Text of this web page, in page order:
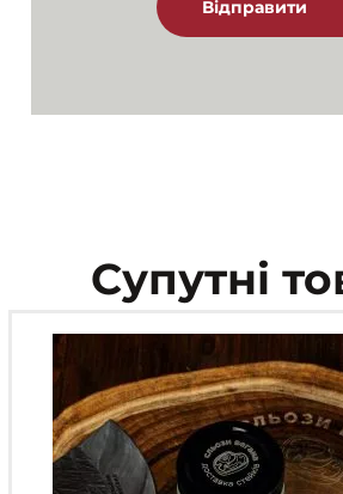
Супутні